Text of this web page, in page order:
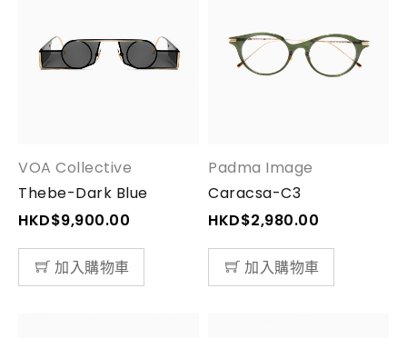
VOA Collective
Thebe-Dark Blue
HKD$9,900.00
加入購物車
Padma Image
Caracsa-C3
HKD$2,980.00
加入購物車